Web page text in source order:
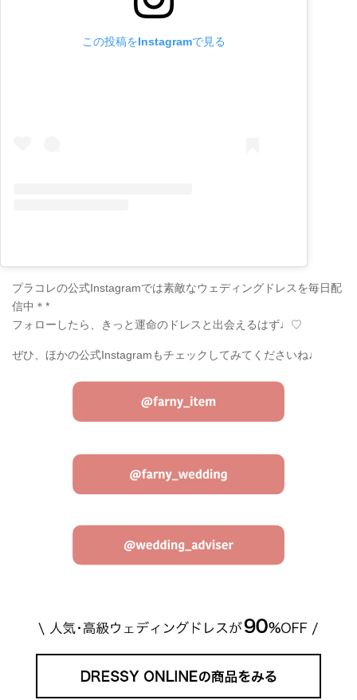
この投稿をInstagramで見る
プラコレの公式Instagramでは素敵なウェディングドレスを毎日配
信中＊*
フォローしたら、きっと運命のドレスと出会えるはず♩♡
ぜひ、ほかの公式Instagramもチェックしてみてくださいね♩